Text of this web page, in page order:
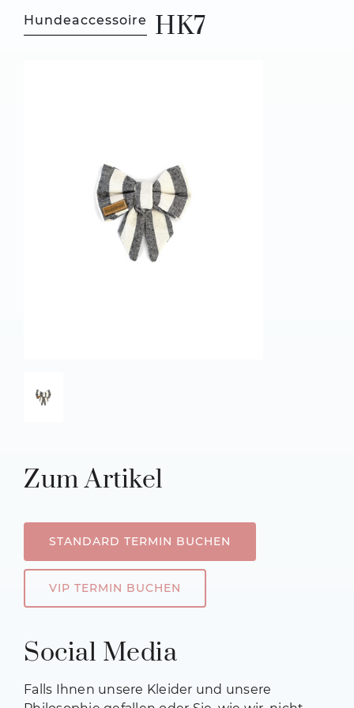
Hundeaccessoire HK7
Zum Artikel
STANDARD TERMIN BUCHEN
VIP TERMIN BUCHEN
Social Media
Falls Ihnen unsere Kleider und unsere